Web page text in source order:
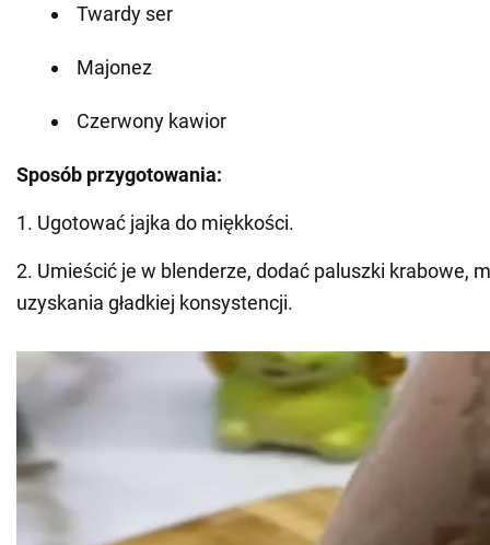
Twardy ser
Majonez
Czerwony kawior
Sposób przygotowania:
1. Ugotować jajka do miękkości.
2. Umieścić je w blenderze, dodać paluszki krabowe,
uzyskania gładkiej konsystencji.